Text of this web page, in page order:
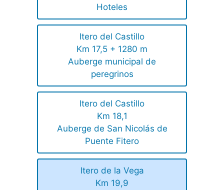
Hoteles
Itero del Castillo
Km 17,5 + 1280 m
Auberge municipal de
peregrinos
Itero del Castillo
Km 18,1
Auberge de San Nicolás de
Puente Fitero
Itero de la Vega
Km 19,9